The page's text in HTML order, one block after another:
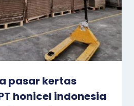
pasar kertas
honicel indonesia